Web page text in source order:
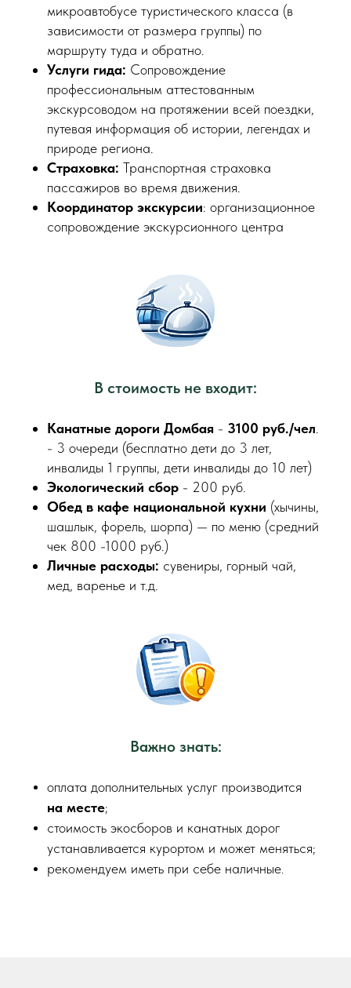
микроавтобусе туристического класса (в
зависимости от размера группы) по
маршруту туда и обратно.
Услуги гида: Сопровождение
профессиональным аттестованным
экскурсоводом на протяжении всей поездки,
путевая информация об истории, легендах и
природе региона.
Страховка: Транспортная страховка
пассажиров во время движения.
Координатор экскурсии: организационное
сопровождение экскурсионного центра
В стоимость не входит:
Канатные дороги Домбая - 3100 руб./чел
- 3 очереди (бесплатно дети до 3 лет,
инвалиды 1 группы, дети инвалиды до 10 лет)
Экологический сбор - 200 руб.
Обед в кафе национальной кухни (хычины,
шашлык, форель, шорпа) — по меню (средний
чек 800 -1000 руб.)
Личные расходы: сувениры, горный чай,
мед, варенье и т.д.
Важно знать:
оплата дополнительных услуг производится
на месте;
стоимость экосборов и канатных дорог
устанавливается курортом и может меняться;
рекомендуем иметь при себе наличные.